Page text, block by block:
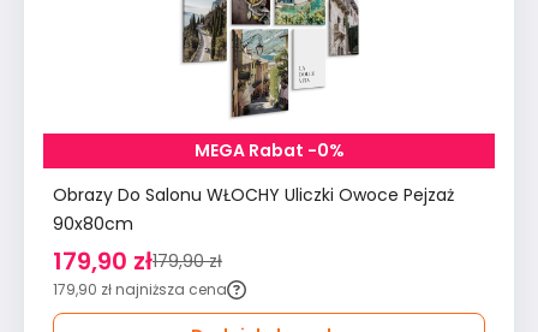
MEGA Rabat -0%
Obrazy Do Salonu WŁOCHY Uliczki Owoce Pejzaż
90x80cm
179,90 zł179,90 zł
179,90 zł najniższa cena